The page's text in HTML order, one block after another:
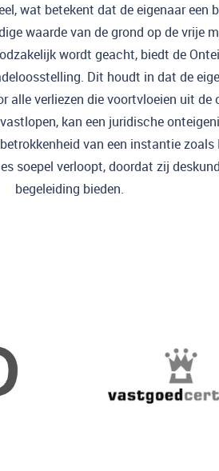
wat betekent dat de eigenaar een
waarde van de grond op de vrije
wordt geacht, biedt de
Dit houdt in dat de
alle verliezen die voortvloeien uit de
kan een juridische
van een instantie zoals
soepel verloopt, doordat zij
begeleiding bieden.